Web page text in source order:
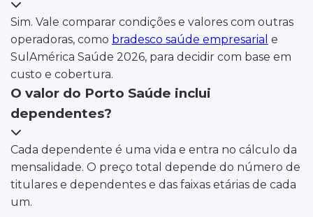
Sim. Vale comparar condições e valores com outras
operadoras, como bradesco saúde empresarial e
SulAmérica Saúde 2026, para decidir com base em
custo e cobertura.
O valor do Porto Saúde inclui
dependentes?
Cada dependente é uma vida e entra no cálculo da
mensalidade. O preço total depende do número de
titulares e dependentes e das faixas etárias de cada
um.